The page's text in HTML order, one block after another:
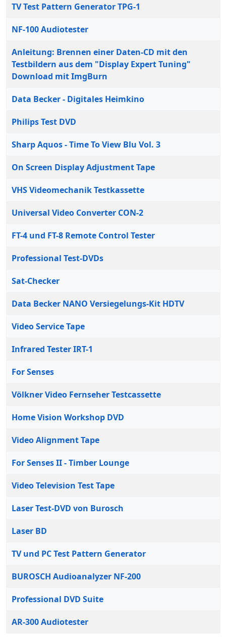
TV Test Pattern Generator TPG-1
NF-100 Audiotester
Anleitung: Brennen einer Daten-CD mit den
Testbildern aus dem "Display Expert Tuning"
Download mit ImgBurn
Data Becker - Digitales Heimkino
Philips Test DVD
Sharp Aquos - Time To View Blu Vol. 3
On Screen Display Adjustment Tape
VHS Videomechanik Testkassette
Universal Video Converter CON-2
FT-4 und FT-8 Remote Control Tester
Professional Test-DVDs
Sat-Checker
Data Becker NANO Versiegelungs-Kit HDTV
Video Service Tape
Infrared Tester IRT-1
For Senses
Völkner Video Fernseher Testcassette
Home Vision Workshop DVD
Video Alignment Tape
For Senses II - Timber Lounge
Video Television Test Tape
Laser Test-DVD von Burosch
Laser BD
TV und PC Test Pattern Generator
BUROSCH Audioanalyzer NF-200
Professional DVD Suite
AR-300 Audiotester